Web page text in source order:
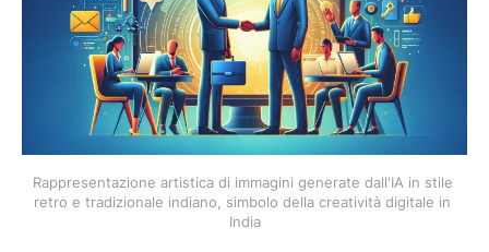
Rappresentazione artistica di immagini generate dall'IA in stile
retro e tradizionale indiano, simbolo della creatività digitale in
India